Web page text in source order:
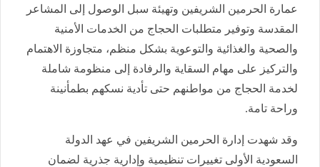
عمارة الحرمين الشريفين وتهيئة سبل الوصول إلى المشاعر
المقدسة وتوفير متطلبات الحجاج من الخدمات الأمنية
والصحية والغذائية والتوعوية بشكل منظم، متجاوزة الاهتمام
والتركيز على مهام السقاية والرفادة إلى منظومة شاملة
لخدمة الحجاج من مواطنهم حتى تأدية نسكهم بطمأنينة
وراحة تامة.
وقد شهدت إدارة الحرمين الشريفين في عهد الدولة
السعودية الأولى تغييرات تنظيمية وإدارية جذرية لضمان